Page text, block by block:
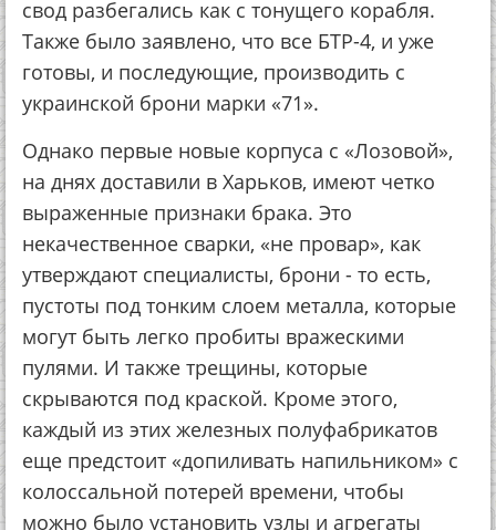
свод разбегались как с тонущего корабля.
Также было заявлено, что все БТР-4, и уже
готовы, и последующие, производить с
украинской брони марки «71».
Однако первые новые корпуса с «Лозовой»,
на днях доставили в Харьков, имеют четко
выраженные признаки брака. Это
некачественное сварки, «не провар», как
утверждают специалисты, брони - то есть,
пустоты под тонким слоем металла, которые
могут быть легко пробиты вражескими
пулями. И также трещины, которые
скрываются под краской. Кроме этого,
каждый из этих железных полуфабрикатов
еще предстоит «допиливать напильником» с
колоссальной потерей времени, чтобы
можно было установить узлы и агрегаты